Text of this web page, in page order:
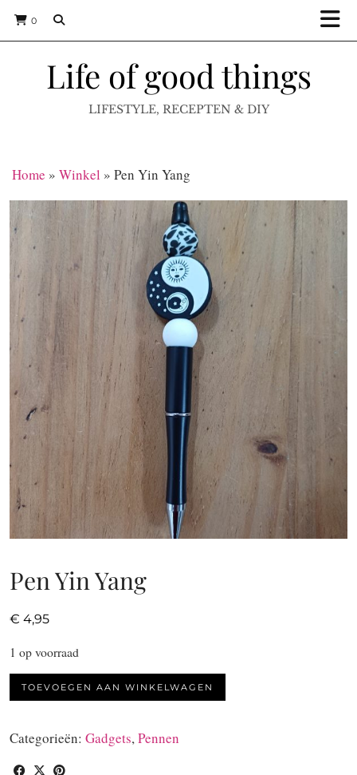
0
Life of good things
LIFESTYLE, RECEPTEN & DIY
Home » Winkel » Pen Yin Yang
Pen Yin Yang
€ 4,95
1 op voorraad
Pen
Yin
aantal
TOEVOEGEN AAN WINKELWAGEN
Categorieën: Gadgets,Pennen